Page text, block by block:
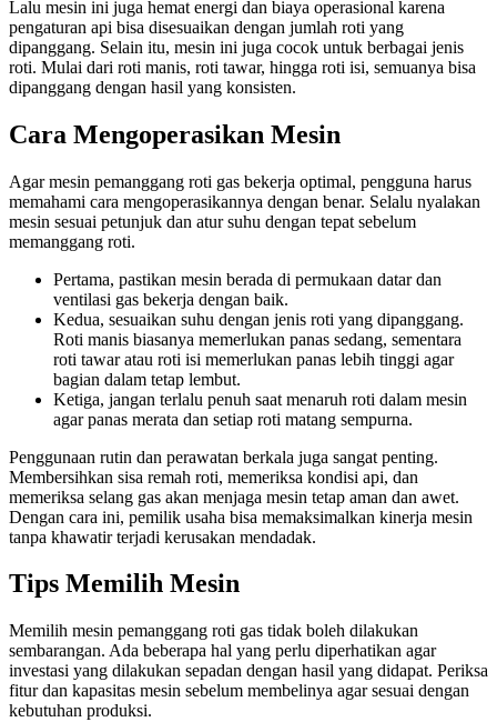
Lalu mesin ini juga hemat energi dan biaya operasional karena
pengaturan api bisa disesuaikan dengan jumlah roti yang
dipanggang. Selain itu, mesin ini juga cocok untuk berbagai jenis
roti. Mulai dari roti manis, roti tawar, hingga roti isi, semuanya bisa
dipanggang dengan hasil yang konsisten.
Cara Mengoperasikan Mesin
Agar mesin pemanggang roti gas bekerja optimal, pengguna harus
memahami cara mengoperasikannya dengan benar. Selalu nyalakan
mesin sesuai petunjuk dan atur suhu dengan tepat sebelum
memanggang roti.
Pertama, pastikan mesin berada di permukaan datar dan
ventilasi gas bekerja dengan baik.
Kedua, sesuaikan suhu dengan jenis roti yang dipanggang.
Roti manis biasanya memerlukan panas sedang, sementara
roti tawar atau roti isi memerlukan panas lebih tinggi agar
bagian dalam tetap lembut.
Ketiga, jangan terlalu penuh saat menaruh roti dalam mesin
agar panas merata dan setiap roti matang sempurna.
Penggunaan rutin dan perawatan berkala juga sangat penting.
Membersihkan sisa remah roti, memeriksa kondisi api, dan
memeriksa selang gas akan menjaga mesin tetap aman dan awet.
Dengan cara ini, pemilik usaha bisa memaksimalkan kinerja mesin
tanpa khawatir terjadi kerusakan mendadak.
Tips Memilih Mesin
Memilih mesin pemanggang roti gas tidak boleh dilakukan
sembarangan. Ada beberapa hal yang perlu diperhatikan agar
investasi yang dilakukan sepadan dengan hasil yang didapat. Periksa
fitur dan kapasitas mesin sebelum membelinya agar sesuai dengan
kebutuhan produksi.